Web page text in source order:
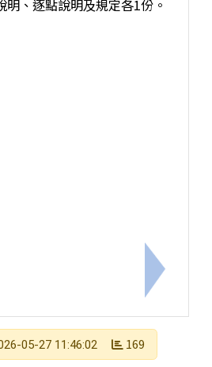
所屬學校辦理教師疑涉教師法第
、逐點說明及規定各1份。
下一筆：
05-27 11:46:02 169